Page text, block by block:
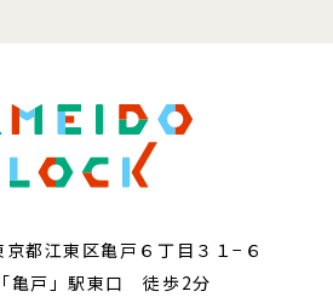
都江東区亀戸６丁目３１−６
亀戸」駅東口 徒歩2分